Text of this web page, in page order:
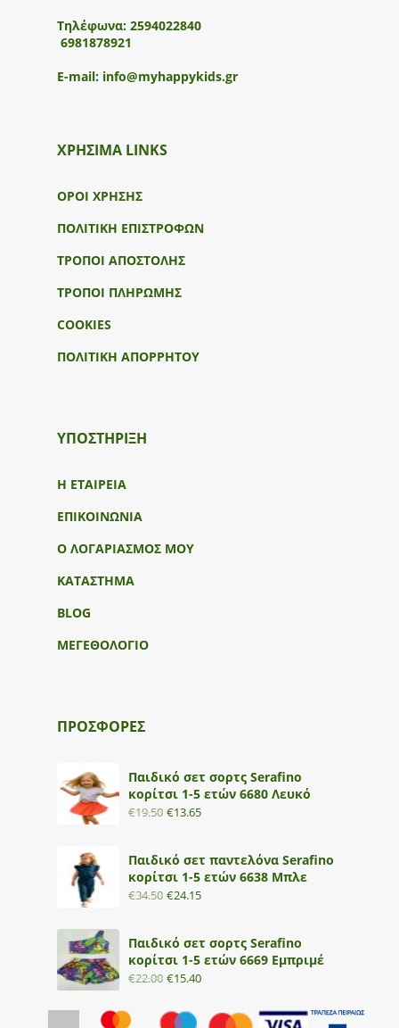
Τηλέφωνα: 2594022840
6981878921
E-mail: info@myhappykids.gr
ΧΡΗΣΙΜΑ LINKS
ΟΡΟΙ ΧΡΗΣΗΣ
ΠΟΛΙΤΙΚΗ ΕΠΙΣΤΡΟΦΩΝ
ΤΡΟΠΟΙ ΑΠΟΣΤΟΛΗΣ
ΤΡΟΠΟΙ ΠΛΗΡΩΜΗΣ
COOKIES
ΠΟΛΙΤΙΚΗ ΑΠΟΡΡΗΤΟΥ
ΥΠΟΣΤΉΡΙΞΗ
Η ΕΤΑΙΡΕΙΑ
ΕΠΙΚΟΙΝΩΝΙΑ
Ο ΛΟΓΑΡΙΑΣΜΟΣ ΜΟΥ
ΚΑΤΑΣΤΗΜΑ
BLOG
ΜΕΓΕΘΟΛΟΓΙΟ
ΠΡΟΣΦΟΡΕΣ
Παιδικό σετ σορτς Serafino
κορίτσι 1-5 ετών 6680 Λευκό
€19.50 €13.65
Παιδικό σετ παντελόνα Serafino
κορίτσι 1-5 ετών 6638 Μπλε
€34.50 €24.15
Παιδικό σετ σορτς Serafino
κορίτσι 1-5 ετών 6669 Εμπριμέ
€22.00 €15.40